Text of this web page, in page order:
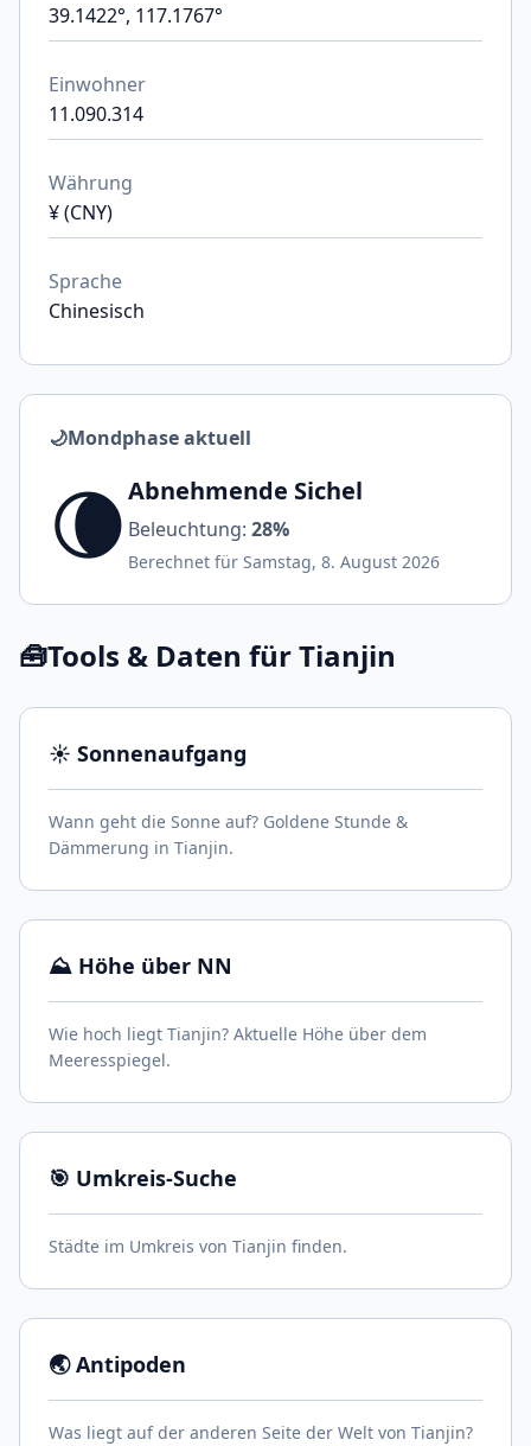
39.1422°, 117.1767°
Einwohner
11.090.314
Währung
¥ (CNY)
Sprache
Chinesisch
🌙Mondphase aktuell
🌘Abnehmende Sichel
Beleuchtung: 28%
Berechnet für Samstag, 8. August 2026
🧰Tools & Daten für Tianjin
☀️ Sonnenaufgang
Wann geht die Sonne auf? Goldene Stunde &
Dämmerung in Tianjin.
⛰️ Höhe über NN
Wie hoch liegt Tianjin? Aktuelle Höhe über dem
Meeresspiegel.
🎯 Umkreis-Suche
Städte im Umkreis von Tianjin finden.
🌏 Antipoden
Was liegt auf der anderen Seite der Welt von Tianjin?